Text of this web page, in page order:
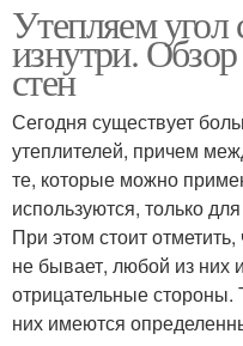
Утепляем угол
изнутри.
стен
Сегодня существует
утеплителей, причем
те, которые можно
используются, только
При этом стоит
не бывает, любой из них
отрицательные
них имеются